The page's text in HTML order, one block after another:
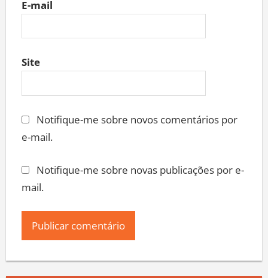
E-mail
Site
Notifique-me sobre novos comentários por
e-mail.
Notifique-me sobre novas publicações por e-
mail.